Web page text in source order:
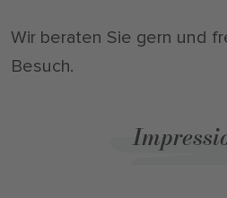
Wir beraten Sie gern und
Besuch.